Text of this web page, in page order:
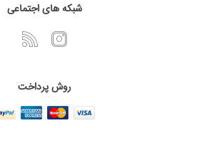
شبکه های اجتماعی
روش پرداخت